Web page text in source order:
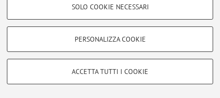
COOKIE TECNICI - NECESSARI
Si tratta di cookie tecnici utilizzati, a titolo esemplificativo, per il corretto
SOLO COOKIE NECESSARI
PERSONALIZZA COOKIE
ACCETTA TUTTI I COOKIE
Accedi tramiteloginper gestire tutti i contenuti del sito.
© 2026 - ALMA MATER STUDIORUM - Università di Bologna - Via
Zamboni, 33 - 40126 Bologna - Partita IVA: 01131710376